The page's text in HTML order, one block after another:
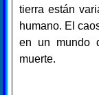
tierra están
humano. El
en un mundo
muerte.